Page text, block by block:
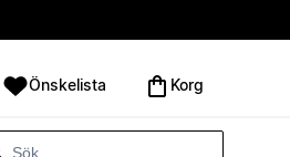
Önskelista Korg